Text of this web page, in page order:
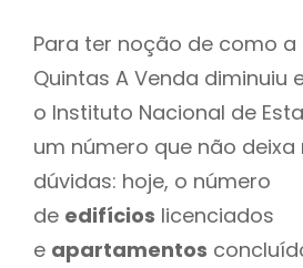
Para ter noção de como a
Quintas A Venda diminuiu
o Instituto Nacional de
um número que não
dúvidas: hoje, o número
de edifícios licenciados
e apartamentos